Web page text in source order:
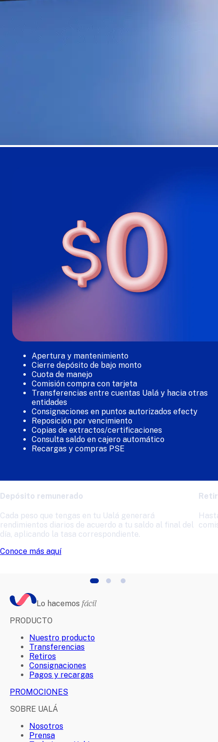
Apertura y mantenimiento
Cierre depósito de bajo monto
Cuota de manejo
Comisión compra con tarjeta
Transferencias entre cuentas Ualá y hacia otras
entidades
Consignaciones en puntos autorizados efecty
Reposición por vencimiento
Copias de extractos/certificaciones
Consulta saldo en cajero automático
Recargas y compras PSE
Depósito remunerado
Cada peso que tengas en tu Ualá generará
rendimientos diarios de acuerdo a tu saldo al final del
día, aplicando la tasa correspondiente.
Conoce más aquí
Lo hacemos fácil
PRODUCTO
Nuestro producto
Transferencias
Retiros
Consignaciones
Pagos y recargas
PROMOCIONES
SOBRE UALÁ
Nosotros
Prensa